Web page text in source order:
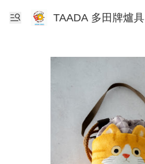
TAADA 多田牌爐具